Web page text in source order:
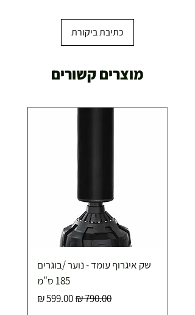
משלוח מהיר עד הבית ( עד 20 ק"ג)
תוספת התקנה למכשירי כושר / מתקני חצר ושולחנות
איסוף עצמי ללא עלות מסניף טבריה . רחוב העצמאות 5
מוצרי כושר ( בלבד) ניתן לאסוף ממחסני החברה בת"א
כתיבת ביקורת
מוצרים קשורים
שק איגרוף עומד - נוער /בוגרים
185 ס"מ
מחיר רגילמחיר מבצע